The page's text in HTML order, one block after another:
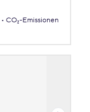
CO₂-Emissionen